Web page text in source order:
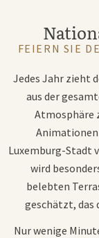
FEIERN SIE
Jedes Jahr zieht
aus der
Atmosphäre
Animationen
Luxemburg-Stadt
wird
belebten
geschätzt, das
Nur wenige